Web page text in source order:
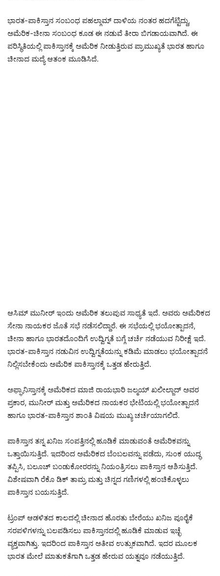
ಭಾರತ-ಪಾಕಿಸ್ತಾನ ಸಂಬಂಧ ಪಹಲ್ಗಾಮ್ ದಾಳಿಯ ನಂತರ ಹದಗೆಟ್ಟಿದ್ದು,
ಅಮೆರಿಕ-ಚೀನಾ ಸಂಬಂಧ ಕೂಡ ಈ ನಡುವೆ ತೀರಾ ಬಿಗಡಾಯವಾಗಿದೆ. ಈ
ಪರಿಸ್ಥಿತಿಯಲ್ಲಿ ಪಾಕಿಸ್ತಾನಕ್ಕೆ ಅಮೆರಿಕ ನೀಡುತ್ತಿರುವ ಪ್ರಾಮುಖ್ಯತೆ ಭಾರತ ಹಾಗೂ
ಚೀನಾದ ಮದ್ಯೆ ಆತಂಕ ಮೂಡಿಸಿದೆ.
ಆಸಿಮ್ ಮುನೀರ್ ಇಂದು ಅಮೆರಿಕ ತಲುಪುವ ಸಾಧ್ಯತೆ ಇದೆ. ಅವರು ಅಮೆರಿಕದ
ಸೇನಾ ನಾಯಕರ ಜೊತೆ ಸಭೆ ನಡೆಸಲಿದ್ದಾರೆ. ಈ ಸಭೆಯಲ್ಲಿ ಭಯೋತ್ಪಾದನೆ,
ಚೀನಾ ಹಾಗೂ ಭಾರತದೊಂದಿಗೆ ಉದ್ವಿಗ್ನತೆ ಬಗ್ಗೆ ಚರ್ಚೆ ನಡೆಯುವ ನಿರೀಕ್ಷೆ ಇದೆ.
ಭಾರತ-ಪಾಕಿಸ್ತಾನ ನಡುವಿನ ಉದ್ವಿಗ್ನತೆಯನ್ನು ಕಡಿಮೆ ಮಾಡಲು ಭಯೋತ್ಪಾದನೆ
ನಿಲ್ಲಿಸಬೇಕೆಂದು ಅಮೆರಿಕ ಪಾಕಿಸ್ತಾನಕ್ಕೆ ಒತ್ತಡ ಹೇರುತ್ತಿದೆ.
ಅಫ್ಘಾನಿಸ್ತಾನಕ್ಕೆ ಅಮೆರಿಕದ ಮಾಜಿ ರಾಯಭಾರಿ ಜಲ್ಮಯ್ ಖಲೀಲ್ಜಾದ್ ಅವರ
ಪ್ರಕಾರ, ಮುನೀರ್ ಮತ್ತು ಅಮೆರಿಕದ ನಾಯಕರ ಭೇಟಿಯಲ್ಲಿ ಭಯೋತ್ಪಾದನೆ
ಹಾಗೂ ಭಾರತ-ಪಾಕಿಸ್ತಾನ ಶಾಂತಿ ವಿಷಯ ಮುಖ್ಯ ಚರ್ಚೆಯಾಗಲಿದೆ.
ಪಾಕಿಸ್ತಾನ ತನ್ನ ಖನಿಜ ಸಂಪತ್ತಿನಲ್ಲಿ ಹೂಡಿಕೆ ಮಾಡುವಂತೆ ಅಮೆರಿಕವನ್ನು
ಒತ್ತಾಯಿಸುತ್ತಿದೆ. ಇದರಿಂದ ಅಮೆರಿಕದ ಬೆಂಬಲವನ್ನು ಪಡೆದು, ಸುಂಕ ಯುದ್ಧ
ತಪ್ಪಿಸಿ, ಬಲೂಚ್ ಬಂಡುಕೋರರನ್ನು ನಿಯಂತ್ರಿಸಲು ಪಾಕಿಸ್ತಾನ ಆಶಿಸುತ್ತಿದೆ.
ವಿಶೇಷವಾಗಿ ರೆಕೊ ಡಿಕ್ ತಾಮ್ರ ಮತ್ತು ಚಿನ್ನದ ಗಣಿಗಳಲ್ಲಿ ಹಂಚಿಕೊಳ್ಳಲು
ಪಾಕಿಸ್ತಾನ ಬಯಸುತ್ತಿದೆ.
ಟ್ರಂಪ್ ಆಡಳಿತದ ಕಾಲದಲ್ಲಿ ಚೀನಾದ ಹೊರತು ಬೇರೆಯು ಖನಿಜ ಪೂರೈಕೆ
ಸರಪಳಿಗಳನ್ನು ಬಲಪಡಿಸಲು ಪಾಕಿಸ್ತಾನದಲ್ಲಿ ಹೂಡಿಕೆ ಮಾಡುವ ಇಚ್ಛೆ
ವ್ಯಕ್ತವಾಗಿತ್ತು. ಇದರಿಂದ ಪಾಕಿಸ್ತಾನ ಅತೀವ ಉತ್ಸುಕವಾಗಿದೆ. ಇದರ ಮೂಲಕ
ಭಾರತ ಮೇಲೆ ಮಾತುಕತೆಗಾಗಿ ಒತ್ತಡ ಹೇರುವ ಯತ್ನವೂ ನಡೆಯುತ್ತಿದೆ.